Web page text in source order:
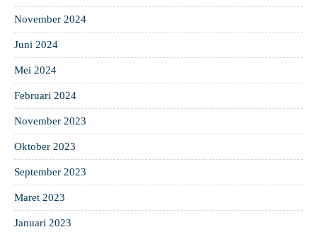
November 2024
Juni 2024
Mei 2024
Februari 2024
November 2023
Oktober 2023
September 2023
Maret 2023
Januari 2023